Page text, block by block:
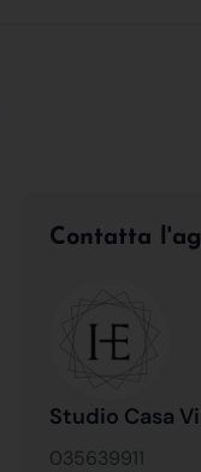
Contatta
Studio Casa
035639911